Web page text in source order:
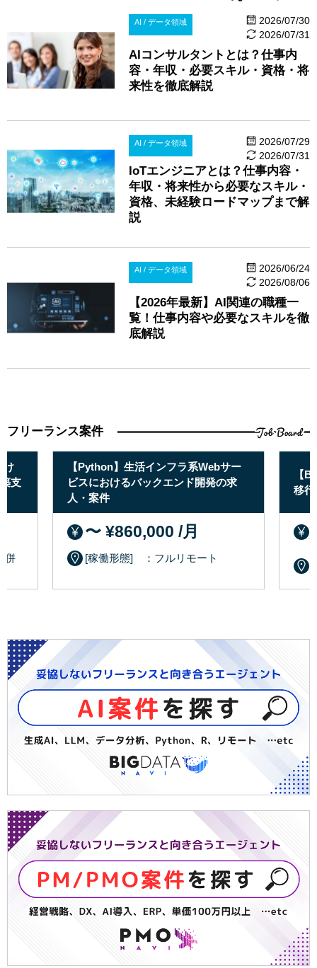
AI / データ領域
2026/07/30
2026/07/31
AIコンサルタントとは？仕事内
容・年収・必要スキル・資格・将
来性を徹底解説
AI / データ領域
2026/07/29
2026/07/31
IoTエンジニアとは？仕事内容・
年収・将来性から必要なスキル・
資格、未経験ロードマップまで解
説
AI / データ領域
2026/06/24
2026/08/06
【2026年最新】AI関連の職種一
覧！仕事内容や必要なスキルを徹
底解説
フリーランス案件 Job Board
け
支
併
【Python】生活インフラ系Webサー
ビスにおけるバックエンド開発の求
人・案件
〜 ¥860,000 /月
[稼働形態] ：フルリモート
【
移